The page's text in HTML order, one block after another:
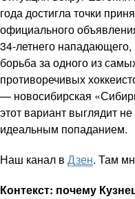
года достигла точки
официального
34-летнего
борьба за одного из
противоречивых
— новосибирская
этот вариант выглядит
идеальным попаданием.
Наш канал в Дзен. Там
Контекст: почему